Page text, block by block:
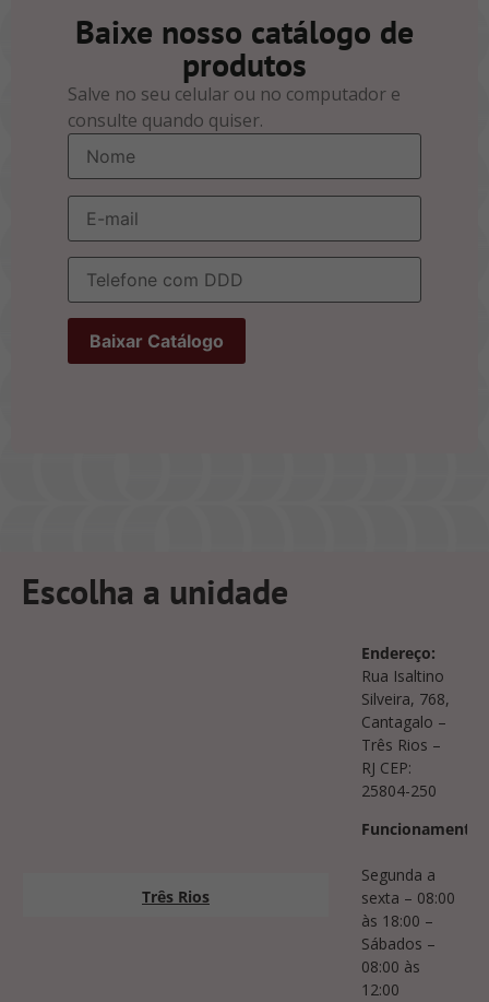
Baixe nosso catálogo de
produtos
Salve no seu celular ou no computador e
consulte quando quiser.
Escolha a unidade
Três Rios
Endereço:
Rua Isaltino
Silveira, 768,
Cantagalo –
Três Rios –
RJ CEP:
25804-250
Funcionamento:
Segunda a
sexta – 08:00
às 18:00 –
Sábados –
08:00 às
12:00